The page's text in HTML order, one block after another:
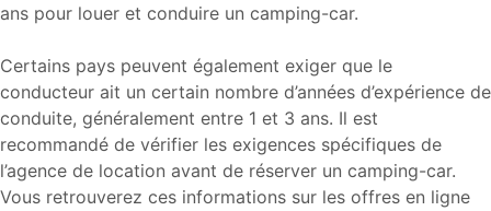
ans pour louer et conduire un camping-car.
Certains pays peuvent également exiger que le
conducteur ait un certain nombre d’années d’expérience de
conduite, généralement entre 1 et 3 ans. Il est
recommandé de vérifier les exigences spécifiques de
l’agence de location avant de réserver un camping-car.
Vous retrouverez ces informations sur les offres en ligne